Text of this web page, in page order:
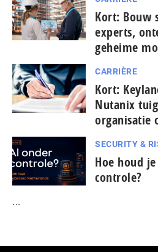
Kort: Bouw
experts,
geheime
CARRIÈRE
Kort:
Nutanix
organisatie
SECURITY &
Hoe houd
controle?
...